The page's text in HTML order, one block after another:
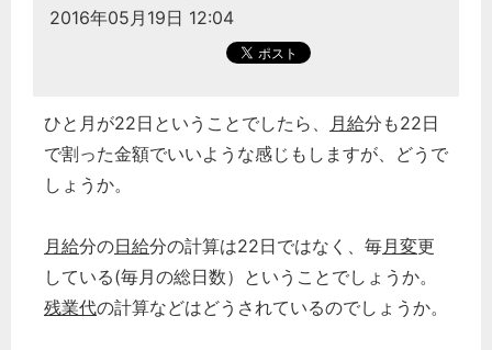
2016年05月19日 12:04
ひと月が22日ということでしたら、 月給分も22日
で割った金額でいいような感じもしますが、どうで
しょうか。
月給分の日給分の計算は22日ではなく、毎月変更
している(毎月の総日数）ということでしょうか。
残業代の計算などはどうされているのでしょうか。